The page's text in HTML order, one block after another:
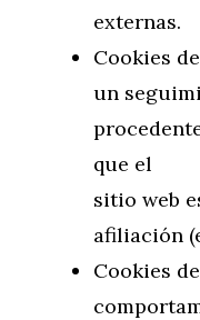
externas.
Cookies
un
que el
sitio web
afiliación
Cookies